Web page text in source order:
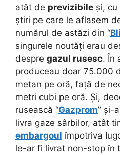
atât de previzibile și,
știri pe care le aflasem
numărul de astăzi din “
singurele noutăți erau
despre gazul rusesc. În
produceau doar 75.000
metan pe oră, față de
metri cubi pe oră. Și,
rusească “Gazprom” și-
livra gaze sârbilor, atât
embargoul împotriva
le-ar fi livrat non-stop în